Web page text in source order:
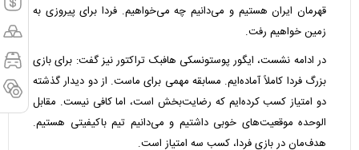
قهرمان ایران هستیم و می‌دانیم چه می‌خواهیم. فردا برای پیروزی به
زمین خواهیم رفت.
در ادامه نشست، ایگور پوستونسکی هافبک تراکتور نیز گفت: برای بازی
بزرگ فردا کاملاً آماده‌ایم. مسابقه مهمی برای ماست. از دو دیدار گذشته
دو امتیاز کسب کرده‌ایم که رضایت‌بخش است، اما کافی نیست. مقابل
الوحده موقعیت‌های خوبی داشتیم و می‌دانیم تیم باکیفیتی هستیم.
هدف‌مان در بازی فردا، کسب سه امتیاز است.